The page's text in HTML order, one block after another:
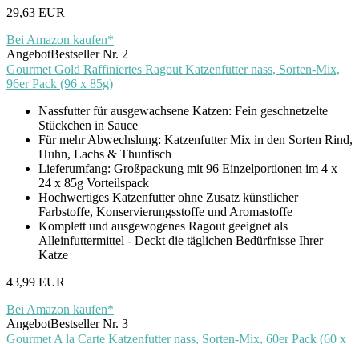
29,63 EUR
Bei Amazon kaufen*
AngebotBestseller Nr. 2
Gourmet Gold Raffiniertes Ragout Katzenfutter nass, Sorten-Mix,
96er Pack (96 x 85g)
Nassfutter für ausgewachsene Katzen: Fein geschnetzelte
Stückchen in Sauce
Für mehr Abwechslung: Katzenfutter Mix in den Sorten Rind,
Huhn, Lachs & Thunfisch
Lieferumfang: Großpackung mit 96 Einzelportionen im 4 x
24 x 85g Vorteilspack
Hochwertiges Katzenfutter ohne Zusatz künstlicher
Farbstoffe, Konservierungsstoffe und Aromastoffe
Komplett und ausgewogenes Ragout geeignet als
Alleinfuttermittel - Deckt die täglichen Bedürfnisse Ihrer
Katze
43,99 EUR
Bei Amazon kaufen*
AngebotBestseller Nr. 3
Gourmet A la Carte Katzenfutter nass, Sorten-Mix, 60er Pack (60 x